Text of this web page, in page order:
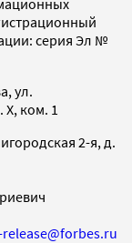
серия Эл №
ул.
ком. 1
2-я, д.